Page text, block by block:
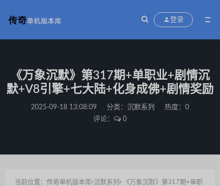
登录
《万象沉默》第317期+单职业+剧情沉
默+V8引擎+七大陆+化身成佛+剧情奖励
2025-09-18 13:08:09 分类： 沉默系列
热度：0
评论：
0
当前位置： 传奇单机版本库 沉默系列
《万象沉默》第317期+单职